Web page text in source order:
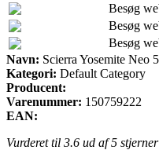
Besøg
Besøg
Besøg
Navn: Scierra Yosemite Neo
Kategori: Default Category
Producent:
Varenummer: 150759222
EAN:
Vurderet til 3.6 ud af 5